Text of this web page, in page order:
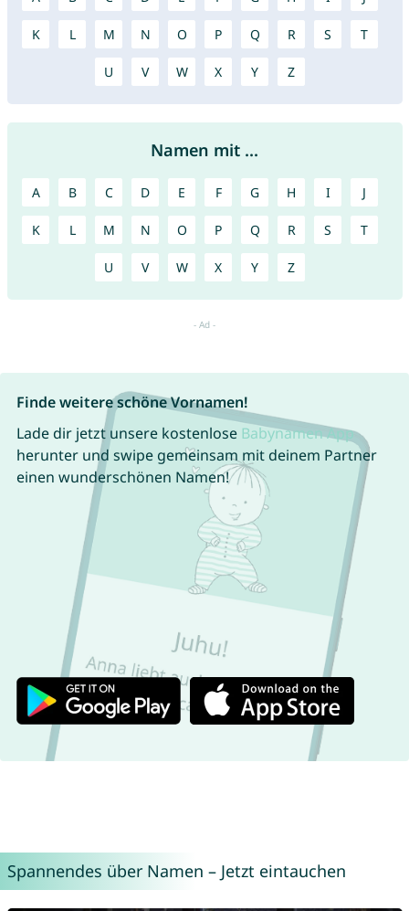
K L M N O P Q R S T
U V W X Y Z
Namen mit ...
A B C D E F G H I J
K L M N O P Q R S T
U V W X Y Z
Finde weitere schöne Vornamen!
Lade dir jetzt unsere kostenlose Babynamen App
herunter und swipe gemeinsam mit deinem Partner
einen wunderschönen Namen!
Spannendes über Namen – Jetzt eintauchen